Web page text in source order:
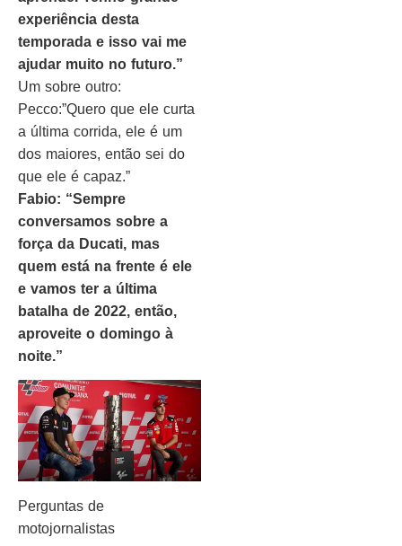
experiência desta
temporada e isso vai me
ajudar muito no futuro.”
Um sobre outro:
Pecco:”Quero que ele curta
a última corrida, ele é um
dos maiores, então sei do
que ele é capaz.”
Fabio: “Sempre
conversamos sobre a
força da Ducati, mas
quem está na frente é ele
e vamos ter a última
batalha de 2022, então,
aproveite o domingo à
noite.”
Perguntas de
motojornalistas